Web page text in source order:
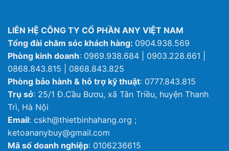
LIÊN HỆ CÔNG TY CỔ PHẦN ANY VIỆT NAM
Tổng đài chăm sóc khách hàng: 0904.938.569
Phòng kinh doanh: 0969.938.684 | 0903.228.661 |
0868.843.815 | 0868.843.825
Phòng bảo hành & hỗ trợ kỹ thuật: 0777.843.815
Trụ sở: 25/1 Đ.Cầu Bươu, xã Tân Triều, huyện Thanh
Trì, Hà Nội
Email: cskh@thietbinhahang.org ;
ketoananybuy@gmail.com
Mã số doanh nghiệp: 0106236615